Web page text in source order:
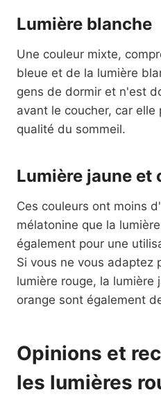
Lumière blanche
Une couleur mixte,
bleue et de la lumière
gens de dormir et n'est
avant le coucher, car
qualité du sommeil.
Lumière jaune et
Ces couleurs ont moins
mélatonine que la
également pour une
Si vous ne vous adaptez
lumière rouge, la lumière
orange sont également
Opinions et
les lumières